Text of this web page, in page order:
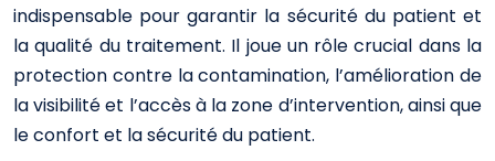
indispensable pour garantir la sécurité du patient et
la qualité du traitement. Il joue un rôle crucial dans la
protection contre la contamination, l’amélioration de
la visibilité et l’accès à la zone d’intervention, ainsi que
le confort et la sécurité du patient.